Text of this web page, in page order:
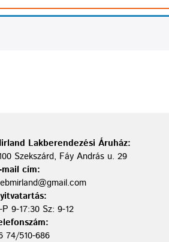
Lakberendezési Áruház:
Szekszárd, Fáy András u. 29
mail cím:
P 9-17:30 Sz: 9-12
74/510-686